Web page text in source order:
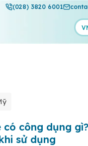
(028) 3820 6001
Thuận Mỹ
công dụng
sử dụng